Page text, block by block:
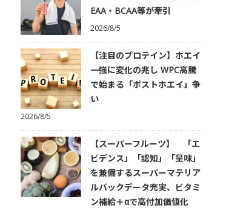
EAA・BCAA等が牽引
2026/8/5
【注目のプロテイン】ホエイ
一強に変化の兆し WPC高騰
で始まる「ポストホエイ」争
い
2026/8/5
【スーパーフルーツ】 「エ
ビデンス」「認知」「呈味」
を兼備するスーパーマテリア
ルバックデータ充実、ビタミ
ン補給＋αで高付加価値化